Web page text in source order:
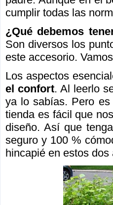
cumplir todas las
¿Qué debemos
Son diversos los
este accesorio.
Los aspectos
el confort. Al leerlo
ya lo sabías. Pero
tienda es fácil que
diseño. Así que
seguro y 100 %
hincapié en estos dos